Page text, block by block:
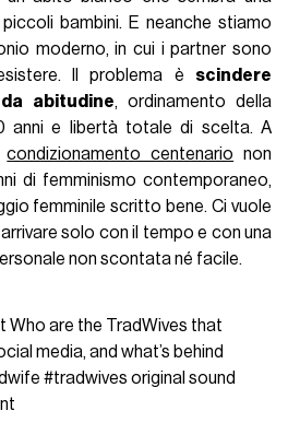
bambini. E neanche stiamo
moderno, in cui i partner sono
Il problema è scindere
abitudine, ordinamento della
anni e libertà totale di scelta. A
condizionamento centenario non
di femminismo contemporaneo,
femminile scritto bene. Ci vuole
solo con il tempo e con una
non scontata né facile.
Who are the TradWives that
media, and what’s behind
#tradwives original sound